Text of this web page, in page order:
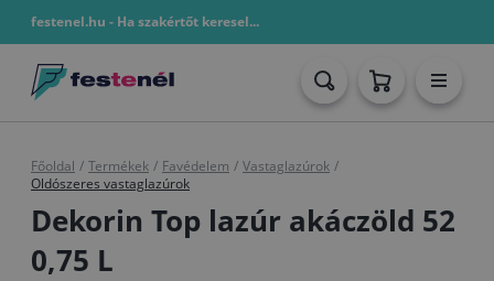
festenel.hu - Ha szakértőt keresel...
Főoldal / Termékek / Favédelem / Vastaglazúrok /
Oldószeres vastaglazúrok
Dekorin Top lazúr akáczöld 52
0,75 L